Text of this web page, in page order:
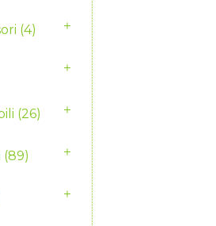
(4)
(26)
(89)